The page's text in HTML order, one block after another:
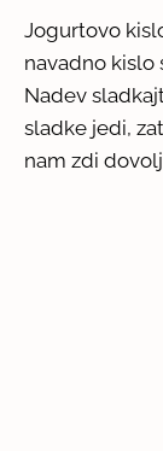
Jogurtovo
navadno kislo
Nadev
sladke jedi,
nam zdi